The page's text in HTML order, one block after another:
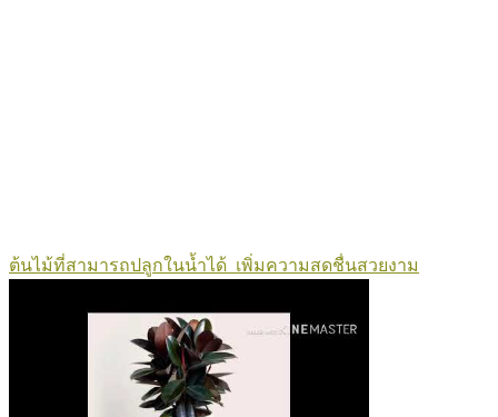
ต้นไม้ที่สามารถปลูกในน้ำได้ เพิ่มความสดชื่นสวยงาม